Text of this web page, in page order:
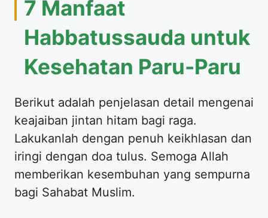
7 Manfaat
Habbatussauda untuk
Kesehatan Paru-Paru
Berikut adalah penjelasan detail mengenai
keajaiban jintan hitam bagi raga.
Lakukanlah dengan penuh keikhlasan dan
iringi dengan doa tulus. Semoga Allah
memberikan kesembuhan yang sempurna
bagi Sahabat Muslim.